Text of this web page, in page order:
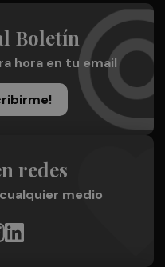
Boletín
hora en tu email
redes
medio